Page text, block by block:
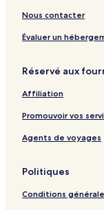
Nous contacter
Évaluer un
Réservé aux
Affiliation
Promouvoir vos
Agents de voyages
Politiques
Conditions